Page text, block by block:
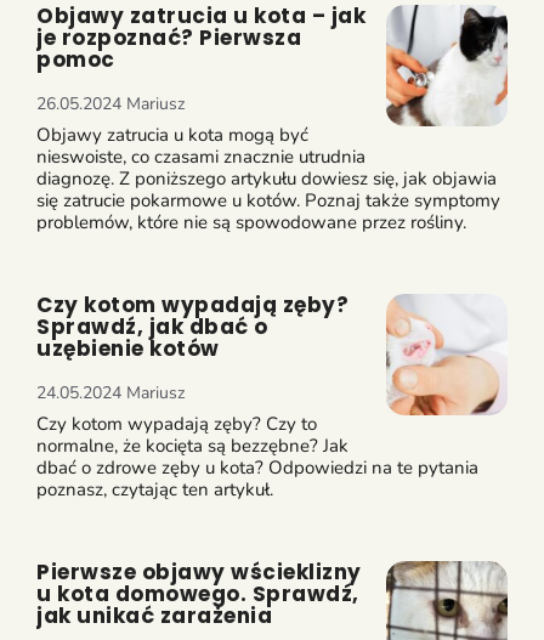
Objawy zatrucia u kota – jak
je rozpoznać? Pierwsza
pomoc
26.05.2024 Mariusz
Objawy zatrucia u kota mogą być
nieswoiste, co czasami znacznie utrudnia
diagnozę. Z poniższego artykułu dowiesz się, jak objawia
się zatrucie pokarmowe u kotów. Poznaj także symptomy
problemów, które nie są spowodowane przez rośliny.
Czy kotom wypadają zęby?
Sprawdź, jak dbać o
uzębienie kotów
24.05.2024 Mariusz
Czy kotom wypadają zęby? Czy to
normalne, że kocięta są bezzębne? Jak
dbać o zdrowe zęby u kota? Odpowiedzi na te pytania
poznasz, czytając ten artykuł.
Pierwsze objawy wścieklizny
u kota domowego. Sprawdź,
jak unikać zarażenia